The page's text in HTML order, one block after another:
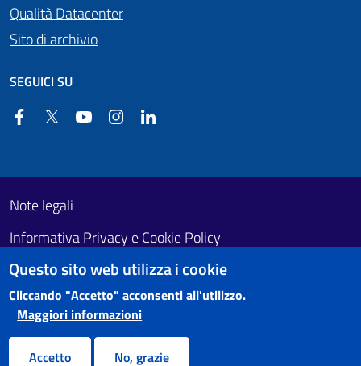
Qualità Datacenter
Sito di archivio
SEGUICI SU
FacebookTwitter YouTube Instagram
Footer First
Useful links section
Note legali
Informativa Privacy e Cookie Policy
Obiettivi di accessibilità
Questo sito web utilizza i cookie
Cliccando "Accetto" acconsenti all'utilizzo.
Maggiori informazioni
Accetto No, grazie